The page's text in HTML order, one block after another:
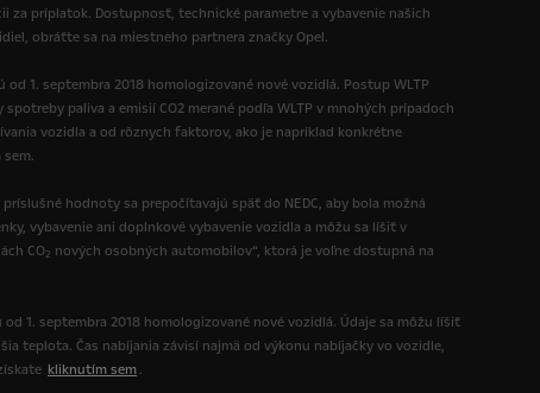
za príplatok. Dostupnosť, technické parametre a vybavenie našich
obráťte sa na miestneho partnera značky Opel.
1. septembra 2018 homologizované nové vozidlá. Postup WLTP
paliva a emisií CO2 merané podľa WLTP v mnohých prípadoch
vozidla a od rôznych faktorov, ako je napríklad konkrétne
hodnoty sa prepočítavajú späť do NEDC, aby bola možná
vybavenie ani doplnkové vybavenie vozidla a môžu sa líšiť v
CO2 nových osobných automobilov“, ktorá je voľne dostupná na
1. septembra 2018 homologizované nové vozidlá. Údaje sa môžu líšiť
teplota. Čas nabíjania závisí najmä od výkonu nabíjačky vo vozidle,
kliknutím sem .